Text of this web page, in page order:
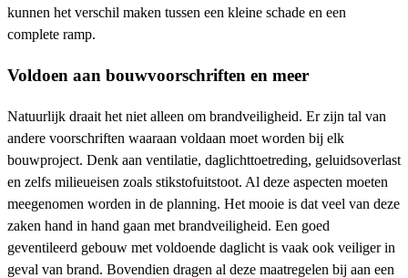
kunnen het verschil maken tussen een kleine schade en een
complete ramp.
Voldoen aan bouwvoorschriften en meer
Natuurlijk draait het niet alleen om brandveiligheid. Er zijn tal van
andere voorschriften waaraan voldaan moet worden bij elk
bouwproject. Denk aan ventilatie, daglichttoetreding, geluidsoverlast
en zelfs milieueisen zoals stikstofuitstoot. Al deze aspecten moeten
meegenomen worden in de planning. Het mooie is dat veel van deze
zaken hand in hand gaan met brandveiligheid. Een goed
geventileerd gebouw met voldoende daglicht is vaak ook veiliger in
geval van brand. Bovendien dragen al deze maatregelen bij aan een